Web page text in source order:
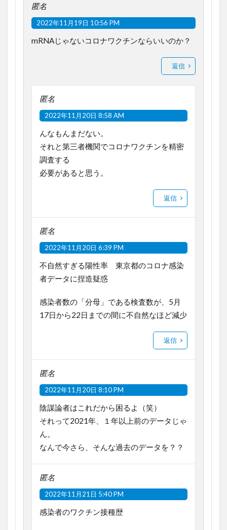
匿名
2022年11月19日 10:56 PM
mRNAじゃないコロナワクチンならいいのか？
返信
匿名
2022年11月20日 8:58 AM
んなもんまだない。
それと第三者機関でコロナワクチンを精密
調査する
必要があると思う。
返信
匿名
2022年11月20日 6:39 PM
不自然すぎる陽性率 東京都のコロナ感染
者データに捏造疑惑
感染者数の「分母」である検査数が、5月
17日から22日までの間に不自然なほど減少
返信
匿名
2022年11月20日 8:10 PM
陰謀論者はこれだから困るよ（笑）
それって2021年、１年以上前のデータじゃ
ん。
なんで今さら、そんな過去のデータを？？
匿名
2022年11月21日 5:40 PM
感染者のワクチン接種歴